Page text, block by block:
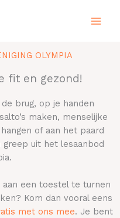
OLYMPIA​
fit en gezond!
brug, op je handen
maken, menselijke
of aan het paard
uit het lesaanbod
een toestel te turnen
Kom dan vooral eens
met ons mee. Je bent